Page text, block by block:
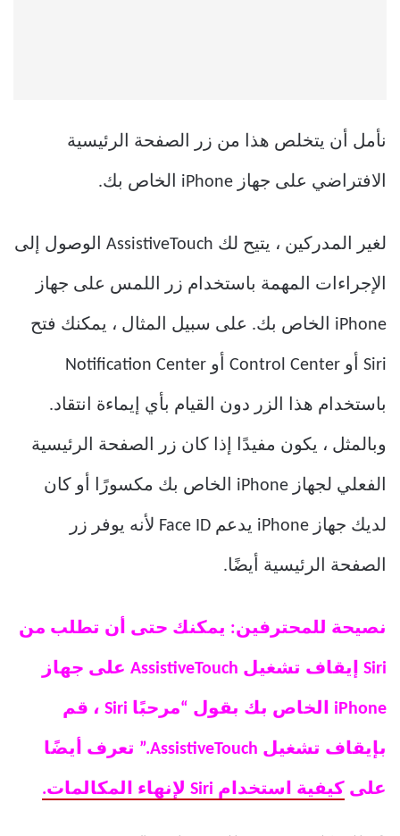
نأمل أن يتخلص هذا من زر الصفحة الرئيسية
الافتراضي على جهاز iPhone الخاص بك.
لغير المدركين ، يتيح لك AssistiveTouch الوصول إلى
الإجراءات المهمة باستخدام زر اللمس على جهاز
iPhone الخاص بك. على سبيل المثال ، يمكنك فتح
Siri أو Control Center أو Notification Center
باستخدام هذا الزر دون القيام بأي إيماءة انتقاد.
وبالمثل ، يكون مفيدًا إذا كان زر الصفحة الرئيسية
الفعلي لجهاز iPhone الخاص بك مكسورًا أو كان
لديك جهاز iPhone يدعم Face ID لأنه يوفر زر
الصفحة الرئيسية أيضًا.
نصيحة للمحترفين: يمكنك حتى أن تطلب من
Siri إيقاف تشغيل AssistiveTouch على جهاز
iPhone الخاص بك بقول “مرحبًا Siri ، قم
بإيقاف تشغيل AssistiveTouch.” تعرف أيضًا
على كيفية استخدام Siri لإنهاء المكالمات.